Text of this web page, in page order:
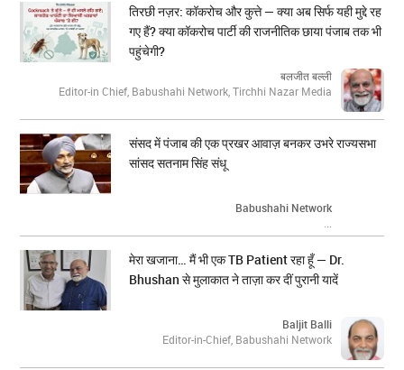
तिरछी नज़र: कॉकरोच और कुत्ते — क्या अब सिर्फ यही मुद्दे रह
गए हैं? क्या कॉकरोच पार्टी की राजनीतिक छाया पंजाब तक भी
पहुंचेगी?
बलजीत बल्ली
Editor-in Chief, Babushahi Network, Tirchhi Nazar Media
संसद में पंजाब की एक प्रखर आवाज़ बनकर उभरे राज्यसभा
सांसद सतनाम सिंह संधू
Babushahi Network
...
मेरा खजाना… मैं भी एक TB Patient रहा हूँ — Dr.
Bhushan से मुलाकात ने ताज़ा कर दीं पुरानी यादें
Baljit Balli
Editor-in-Chief, Babushahi Network